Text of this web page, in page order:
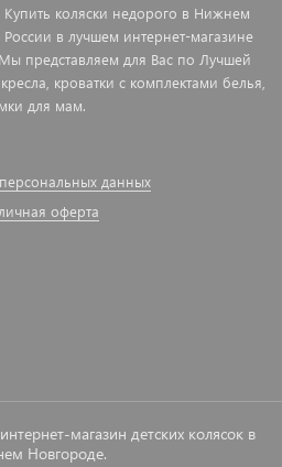
коляски недорого в Нижнем
в лучшем интернет-магазине
Мы представляем для Вас по Лучшей
кроватки с комплектами белья,
для мам.
данных
оферта
магазин детских колясок в
Новгороде.